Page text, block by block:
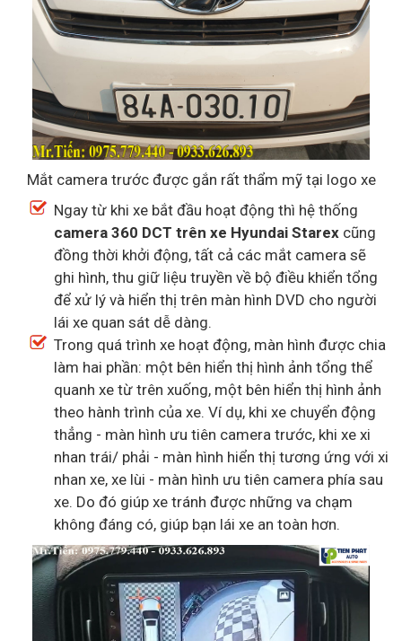
Mắt camera trước được gắn rất thẩm mỹ tại logo xe
Ngay từ khi xe bắt đầu hoạt động thì hệ thống
camera 360 DCT trên xe Hyundai Starex cũng
đồng thời khởi động, tất cả các mắt camera sẽ
ghi hình, thu giữ liệu truyền về bộ điều khiển tổng
để xử lý và hiển thị trên màn hình DVD cho người
lái xe quan sát dễ dàng.
Trong quá trình xe hoạt động, màn hình được chia
làm hai phần: một bên hiển thị hình ảnh tổng thể
quanh xe từ trên xuống, một bên hiển thị hình ảnh
theo hành trình của xe. Ví dụ, khi xe chuyển động
thẳng - màn hình ưu tiên camera trước, khi xe xi
nhan trái/ phải - màn hình hiển thị tương ứng với xi
nhan xe, xe lùi - màn hình ưu tiên camera phía sau
xe. Do đó giúp xe tránh được những va chạm
không đáng có, giúp bạn lái xe an toàn hơn.